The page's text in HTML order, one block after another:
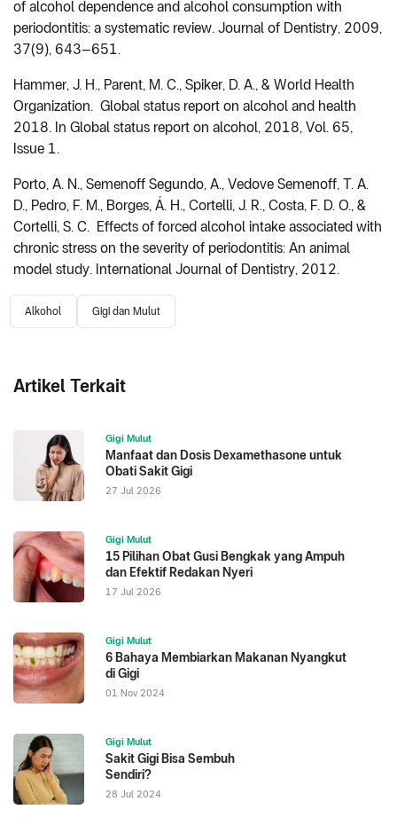
of alcohol dependence and alcohol consumption with
periodontitis: a systematic review. Journal of Dentistry, 2009,
37(9), 643–651.
Hammer, J. H., Parent, M. C., Spiker, D. A., & World Health
Organization. Global status report on alcohol and health
2018. In Global status report on alcohol, 2018, Vol. 65,
Issue 1.
Porto, A. N., Semenoff Segundo, A., Vedove Semenoff, T. A.
D., Pedro, F. M., Borges, Á. H., Cortelli, J. R., Costa, F. D. O., &
Cortelli, S. C. Effects of forced alcohol intake associated with
chronic stress on the severity of periodontitis: An animal
model study. International Journal of Dentistry, 2012.
Alkohol Gigi dan Mulut
Artikel Terkait
Gigi Mulut
Manfaat dan Dosis Dexamethasone untuk
Obati Sakit Gigi
27 Jul 2026
Gigi Mulut
15 Pilihan Obat Gusi Bengkak yang Ampuh
dan Efektif Redakan Nyeri
17 Jul 2026
Gigi Mulut
6 Bahaya Membiarkan Makanan Nyangkut
di Gigi
01 Nov 2024
Gigi Mulut
Sakit Gigi Bisa Sembuh
Sendiri?
28 Jul 2024